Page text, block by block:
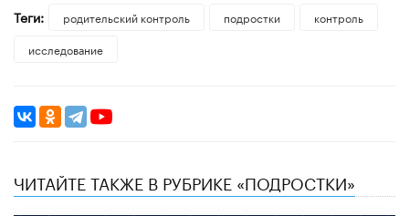
Теги:
родительский контроль подростки
контроль
исследование
ЧИТАЙТЕ ТАКЖЕ В РУБРИКЕ «ПОДРОСТКИ»